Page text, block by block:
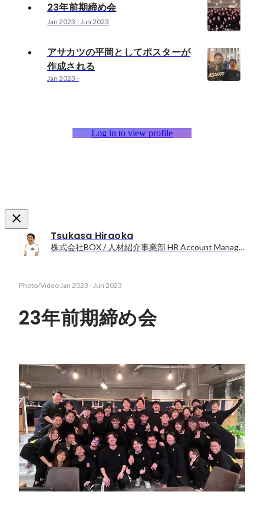
23年前期締め会
Jan 2023 -Jun 2023
アサカツの平岡としてポスターが
作成される
Jan 2023 -
Log in to view profile
Tsukasa Hiraoka
株式会社BOX / 人材紹介事業部 HR Account Manager 福岡拠点長
Photo/VideoJan 2023 -Jun 2023
23年前期締め会